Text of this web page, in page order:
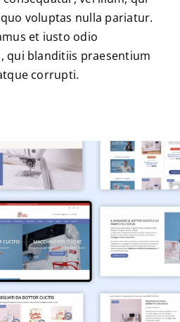
voluptas nulla pariatur.
et iusto odio
qui blanditiis praesentium
corrupti.